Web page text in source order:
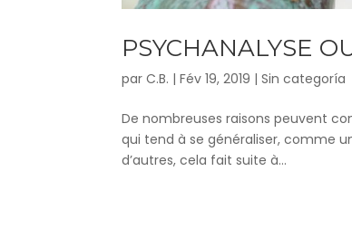
PSYCHANALYSE
parC.B. |Fév 19, 2019 |Sin categoría
De nombreuses raisons peuvent
qui tend à se généraliser, comme
d’autres, cela fait suite à...